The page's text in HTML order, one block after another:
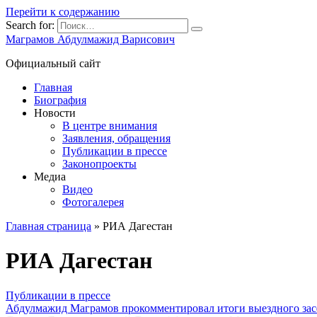
Перейти к содержанию
Search for:
Маграмов Абдулмажид Варисович
Официальный сайт
Главная
Биография
Новости
В центре внимания
Заявления, обращения
Публикации в прессе
Законопроекты
Медиа
Видео
Фотогалерея
Главная страница » РИА Дагестан
РИА Дагестан
Публикации в прессе
Абдулмажид Маграмов прокомментировал итоги выездного